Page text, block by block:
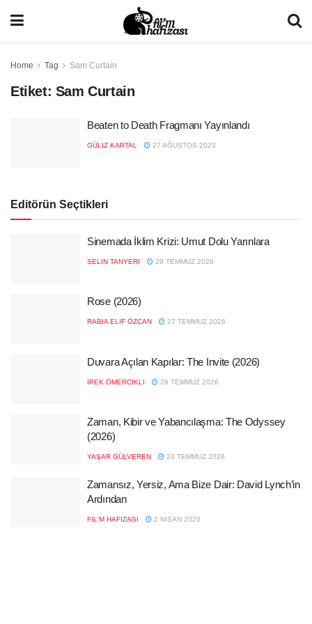
Home Tag Sam Curtain
Etiket: Sam Curtain
Beaten to Death Fragmanı Yayınlandı
GÜLIZ KARTAL 27 AĞUSTOS 2023
Editörün Seçtikleri
Sinemada İklim Krizi: Umut Dolu Yarınlara
SELIN TANYERI 29 TEMMUZ 2026
Rose (2026)
RABIA ELIF ÖZCAN 27 TEMMUZ 2026
Duvara Açılan Kapılar: The Invite (2026)
İPEK ÖMERCIKLI 26 TEMMUZ 2026
Zaman, Kibir ve Yabancılaşma: The Odyssey
(2026)
YAŞAR GÜLVEREN 23 TEMMUZ 2026
Zamansız, Yersiz, Ama Bize Dair: David Lynch’in
Ardından
FIL'M HAFIZASI 2 NISAN 2025